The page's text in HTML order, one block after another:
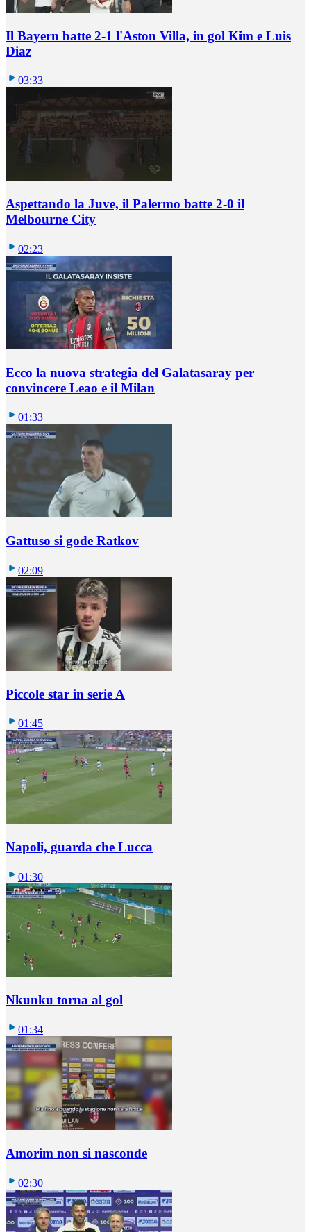
Il Bayern batte 2-1 l'Aston Villa, in gol Kim e Luis
Diaz
03:33
Aspettando la Juve, il Palermo batte 2-0 il
Melbourne City
02:23
Ecco la nuova strategia del Galatasaray per
convincere Leao e il Milan
01:33
Gattuso si gode Ratkov
02:09
Piccole star in serie A
01:45
Napoli, guarda che Lucca
01:30
Nkunku torna al gol
01:34
Amorim non si nasconde
02:30